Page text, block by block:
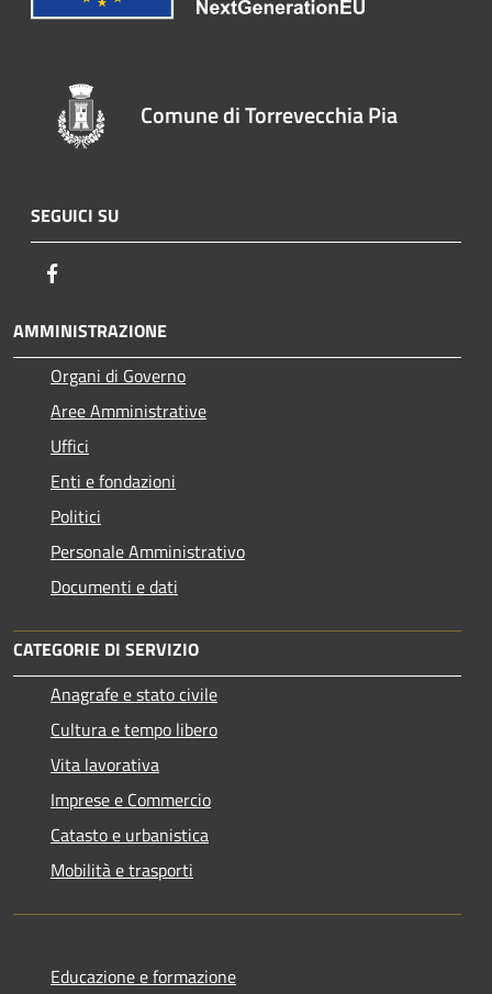
Comune di Torrevecchia Pia
SEGUICI SU
AMMINISTRAZIONE
Organi di Governo
Aree Amministrative
Uffici
Enti e fondazioni
Politici
Personale Amministrativo
Documenti e dati
CATEGORIE DI SERVIZIO
Anagrafe e stato civile
Cultura e tempo libero
Vita lavorativa
Imprese e Commercio
Catasto e urbanistica
Mobilità e trasporti
Educazione e formazione